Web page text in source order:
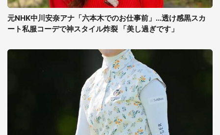
元NHK中川安奈アナ「六本木でのお仕事前」...透け感黒スカ
ート私服コーデで神スタイル炸裂 「美し過ぎです」